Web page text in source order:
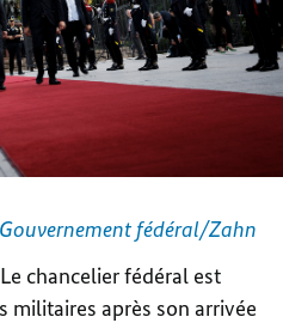
fédéral/Zahn
chancelier fédéral est
militaires après son arrivée